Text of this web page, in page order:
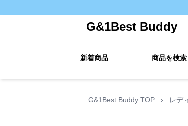
G&1Best Buddy
新着商品 商品を検索
G&1Best Buddy TOP › レデ